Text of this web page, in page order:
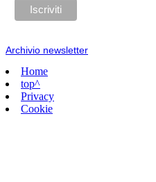
Archivio newsletter
Home
top^
Privacy
Cookie